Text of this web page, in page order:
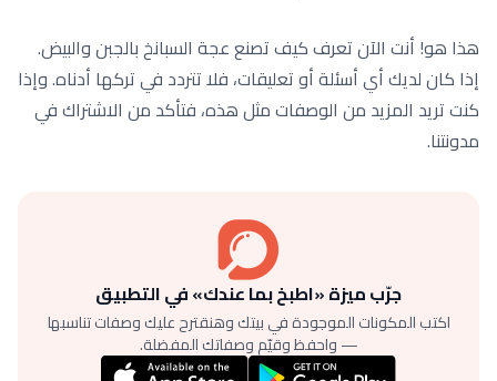
هذا هو! أنت الآن تعرف كيف تصنع عجة السبانخ بالجبن والبيض.
إذا كان لديك أي أسئلة أو تعليقات، فلا تتردد في تركها أدناه. وإذا
كنت تريد المزيد من الوصفات مثل هذه، فتأكد من الاشتراك في
مدونتنا.
جرّب ميزة «اطبخ بما عندك» في التطبيق
اكتب المكونات الموجودة في بيتك وهنقترح عليك وصفات تناسبها
— واحفظ وقيّم وصفاتك المفضلة.